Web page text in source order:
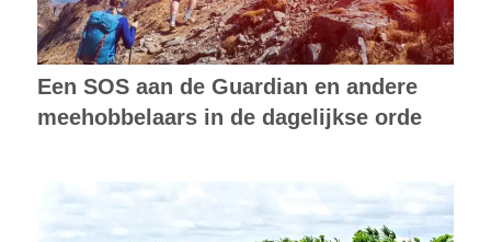
Een SOS aan de Guardian en andere
meehobbelaars in de dagelijkse orde